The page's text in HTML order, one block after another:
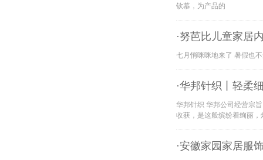
钦慕，为产品的
·努芭比儿童家居
七月悄咪咪地来了 暑假也
·华邦针织丨轻柔
华邦针织 华邦公司经营宗
收获，是这般缤纷着绚丽
·安徽家园家居服